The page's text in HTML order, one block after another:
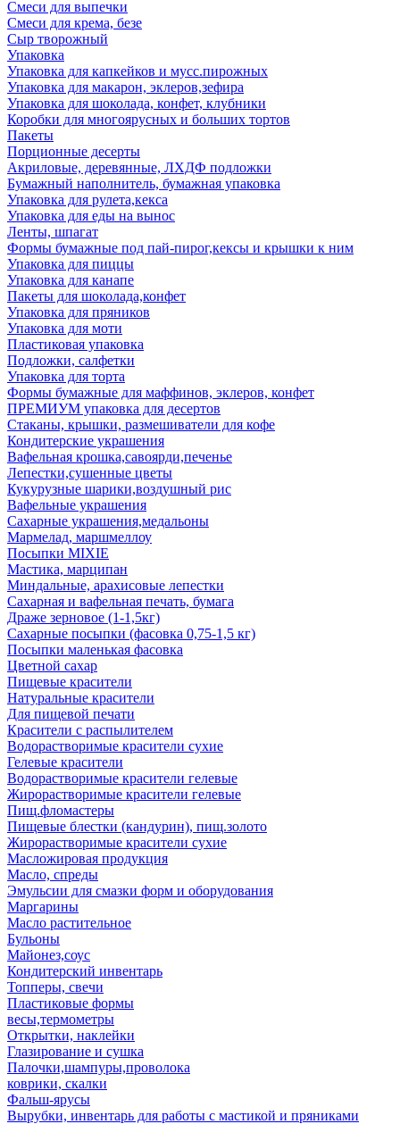
Смеси для выпечки
Смеси для крема, безе
Сыр творожный
Упаковка
Упаковка для капкейков и мусс.пирожных
Упаковка для макарон, эклеров,зефира
Упаковка для шоколада, конфет, клубники
Коробки для многоярусных и больших тортов
Пакеты
Порционные десерты
Акриловые, деревянные, ЛХДФ подложки
Бумажный наполнитель, бумажная упаковка
Упаковка для рулета,кекса
Упаковка для еды на вынос
Ленты, шпагат
Формы бумажные под пай-пирог,кексы и крышки к ним
Упаковка для пиццы
Упаковка для канапе
Пакеты для шоколада,конфет
Упаковка для пряников
Упаковка для моти
Пластиковая упаковка
Подложки, салфетки
Упаковка для торта
Формы бумажные для маффинов, эклеров, конфет
ПРЕМИУМ упаковка для десертов
Стаканы, крышки, размешиватели для кофе
Кондитерские украшения
Вафельная крошка,савоярди,печенье
Лепестки,сушенные цветы
Кукурузные шарики,воздушный рис
Вафельные украшения
Сахарные украшения,медальоны
Мармелад, маршмеллоу
Посыпки MIXIE
Мастика, марципан
Миндальные, арахисовые лепестки
Сахарная и вафельная печать, бумага
Драже зерновое (1-1,5кг)
Сахарные посыпки (фасовка 0,75-1,5 кг)
Посыпки маленькая фасовка
Цветной сахар
Пищевые красители
Натуральные красители
Для пищевой печати
Красители с распылителем
Водорастворимые красители сухие
Гелевые красители
Водорастворимые красители гелевые
Жирорастворимые красители гелевые
Пищ.фломастеры
Пищевые блестки (кандурин), пищ.золото
Жирорастворимые красители сухие
Масложировая продукция
Масло, спреды
Эмульсии для смазки форм и оборудования
Маргарины
Масло растительное
Бульоны
Майонез,соус
Кондитерский инвентарь
Топперы, свечи
Пластиковые формы
весы,термометры
Открытки, наклейки
Глазирование и сушка
Палочки,шампуры,проволока
коврики, скалки
Фальш-ярусы
Вырубки, инвентарь для работы с мастикой и пряниками